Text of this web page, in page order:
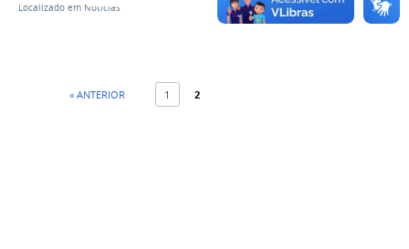
Localizado em Notícias
« ANTERIOR 1 2